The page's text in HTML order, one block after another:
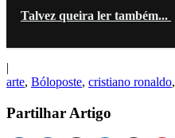
Talvez queira ler também...
|
arte, Bóloposte, cristiano ronaldo,
Partilhar Artigo